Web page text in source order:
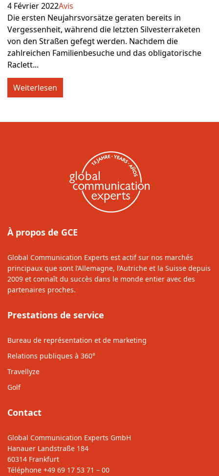
4 Février 2022Avis
Die ersten Neujahrsvorsätze geraten bereits in
Vergessenheit, während die letzten Silvesterraketen
von den Straßen gefegt werden. Nachdem die
zahlreichen Familienbesuche und das obligatorische
Raclett...
Weiterlesen
À propos de GCE
Global Communication Experts est actif sur nos marchés
principaux que sont l’Allemagne, l’Autriche et la Suisse depuis
2009 et connaît du succès dans le monde entier avec des
partenaires proches.
Prestations de service
Bureau de représentation et de marketing
Relations publiques à 360°
Travellyze
Golf
Contact
Global Communication Experts GmbH
Hanauer Landstraße 184
60314 Frankfurt
Téléphone +49 69 17 53 71 – 00